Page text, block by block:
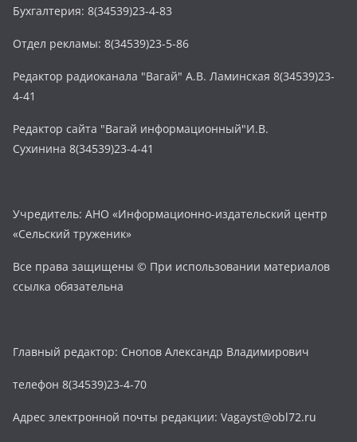
Бухгалтерия: 8(34539)23-4-83
Отдел рекламы: 8(34539)23-5-86
Редактор радиоканала "Вагай" А.В. Ламинская 8(34539)23-
4-41
Редактор сайта "Вагай информационный"И.В.
Сухинина 8(34539)23-4-41
Учредитель: АНО «Информационно-издательский центр
«Сельский труженик»
Все права защищены © При использовании материалов
ссылка обязательна
Главный редактор: Снопов Александр Владимирович
телефон 8(34539)23-4-70
Адрес электронной почты редакции: Vagayst@obl72.ru